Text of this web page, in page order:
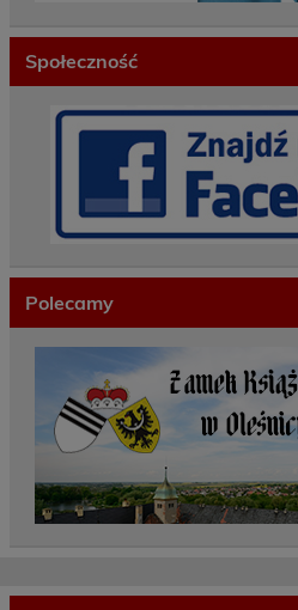
Społeczność
Polecamy